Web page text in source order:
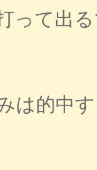
って出
は的中